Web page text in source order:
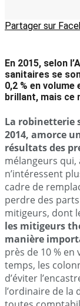
Partager sur
En 2015, selon
sanitaires se
0,2 % en volume
brillant, mais ce
La robinetterie
2014, amorce
résultats des
mélangeurs qui,
n’intéressent
cadre de
perdre des
mitigeurs, dont
les mitigeurs
manière
près de 10 % en
temps, les
d’éviter
l’ordinaire de la